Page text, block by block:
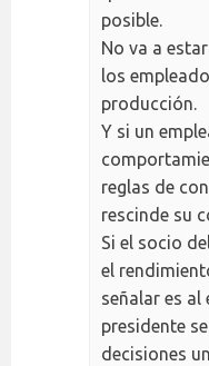
posible.
No va a
los
producción.
Y si un
reglas de
rescinde su
Si el socio
el
señalar es
presidente
decisiones